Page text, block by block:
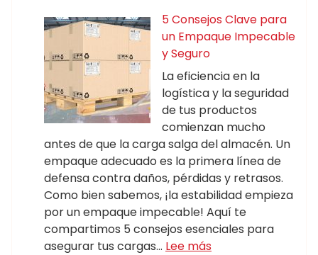
5 Consejos Clave para
un Empaque Impecable
y Seguro
La eficiencia en la
logística y la seguridad
de tus productos
comienzan mucho
antes de que la carga salga del almacén. Un
empaque adecuado es la primera línea de
defensa contra daños, pérdidas y retrasos.
Como bien sabemos, ¡la estabilidad empieza
por un empaque impecable! Aquí te
compartimos 5 consejos esenciales para
asegurar tus cargas… Lee más